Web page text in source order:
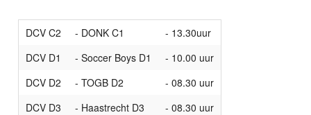
DCV C2 - DONK C1
- 13.30uur
DCV D1
- Soccer Boys D1
- 10.00 uur
DCV D2
- TOGB D2
- 08.30 uur
DCV D3
- Haastrecht D3
- 08.30 uur